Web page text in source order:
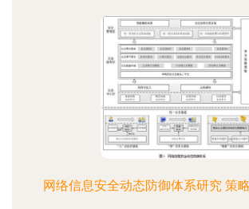
网络信息安全动态防御体系研究 策